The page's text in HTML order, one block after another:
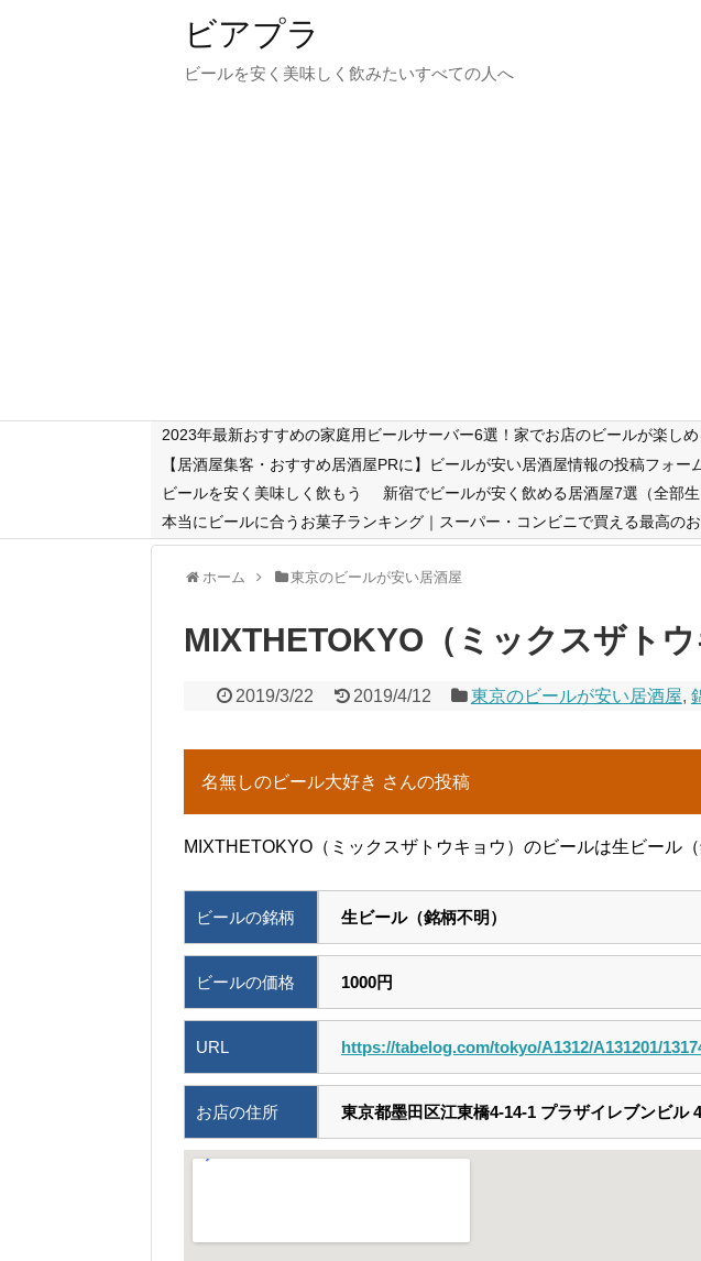
ビアプラ
ビールを安く美味しく飲みたいすべての人へ
2023年最新おすすめの家庭用ビールサーバー6選！家でお店のビールが楽しめ
【居酒屋集客・おすすめ居酒屋PRに】ビールが安い居酒屋情報の投稿フォー
ビールを安く美味しく飲もう
新宿でビールが安く飲める居酒屋7選（全部生
本当にビールに合うお菓子ランキング｜スーパー・コンビニで買える最高の
ホーム 東京のビールが安い居酒屋
MIXTHETOKYO（ミックスザトウ
2019/3/22 2019/4/12 東京のビールが安い居酒屋,
名無しのビール大好き さんの投稿
MIXTHETOKYO（ミックスザトウキョウ）のビールは生ビール
ビールの銘柄 生ビール（銘柄不明）
ビールの価格 1000円
URL https://tabelog.com/tokyo/A1312/A131201/
お店の住所 東京都墨田区江東橋4-14-1 プラザイレブンビル